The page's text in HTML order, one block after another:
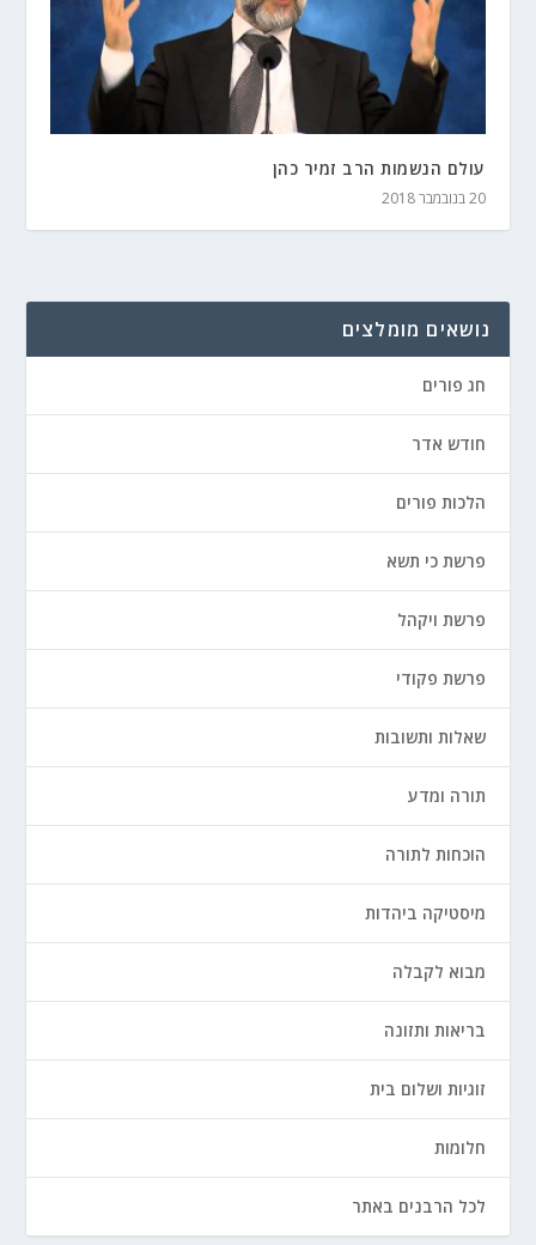
עולם הנשמות הרב זמיר כהן
20 בנובמבר 2018
נושאים מומלצים
חג פורים
חודש אדר
הלכות פורים
פרשת כי תשא
פרשת ויקהל
פרשת פקודי
שאלות ותשובות
תורה ומדע
הוכחות לתורה
מיסטיקה ביהדות
מבוא לקבלה
בריאות ותזונה
זוגיות ושלום בית
חלומות
לכל הרבנים באתר